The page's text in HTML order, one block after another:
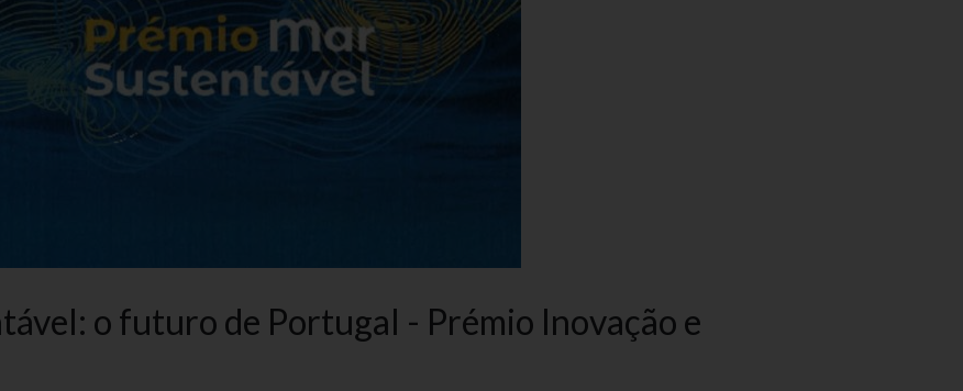
o futuro de Portugal - Prémio Inovação e